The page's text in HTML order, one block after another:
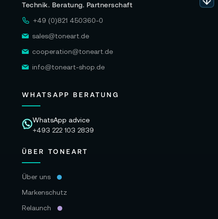
Technik. Beratung. Partnerschaft
+49 (0)821 450360-0
sales@toneart.de
cooperation@toneart.de
info@toneart-shop.de
WHATSAPP BERATUNG
WhatsApp advice
+493 222 103 2839
ÜBER TONEART
Über uns
Markenschutz
Relaunch